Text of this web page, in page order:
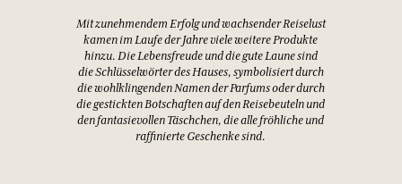
Mit zunehmendem Erfolg und wachsender Reiselust
kamen im Laufe der Jahre viele weitere Produkte
hinzu. Die Lebensfreude und die gute Laune sind
die Schlüsselwörter des Hauses, symbolisiert durch
die wohlklingenden Namen der Parfums oder durch
die gestickten Botschaften auf den Reisebeuteln und
den fantasievollen Täschchen, die alle fröhliche und
raffinierte Geschenke sind.